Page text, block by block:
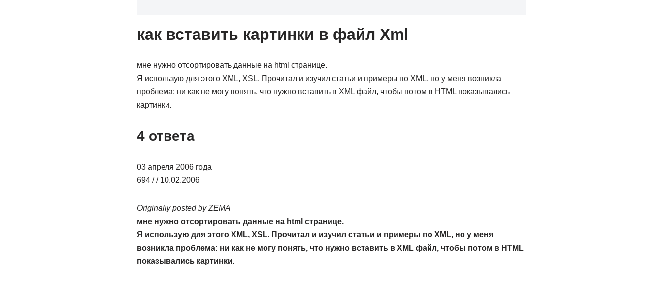
как вставить картинки в файл Xml
мне нужно отсортировать данные на html странице.
Я использую для этого XML, XSL. Прочитал и изучил статьи и примеры по XML, но у меня возникла
проблема: ни как не могу понять, что нужно вставить в XML файл, чтобы потом в HTML показывались
картинки.
4 ответа
03 апреля 2006 года
694 / / 10.02.2006
Originally posted by ZEMA
мне нужно отсортировать данные на html странице.
Я использую для этого XML, XSL. Прочитал и изучил статьи и примеры по XML, но у меня
возникла проблема: ни как не могу понять, что нужно вставить в XML файл, чтобы потом в HTML
показывались картинки.